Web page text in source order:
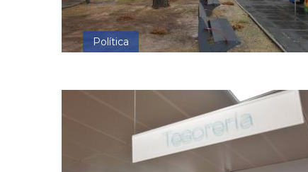
Política